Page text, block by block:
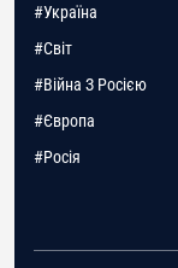
#Україна
#Світ
#Війна З Росією
#Європа
#Росія